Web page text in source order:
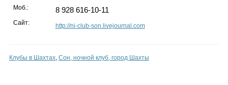
Карты
Фотогалерея
Моб.: 8 928 616-10-11
Сайт: http://ni-club-son.livejournal.com
Клубы в Шахтах, Сон, ночной клуб, город Шахты